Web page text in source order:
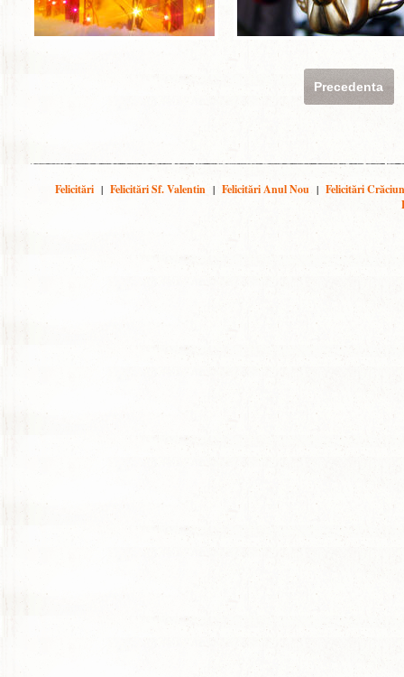
Precedenta
Felicitări | Felicitări Sf. Valentin | Felicitări Anul Nou | Felicitări